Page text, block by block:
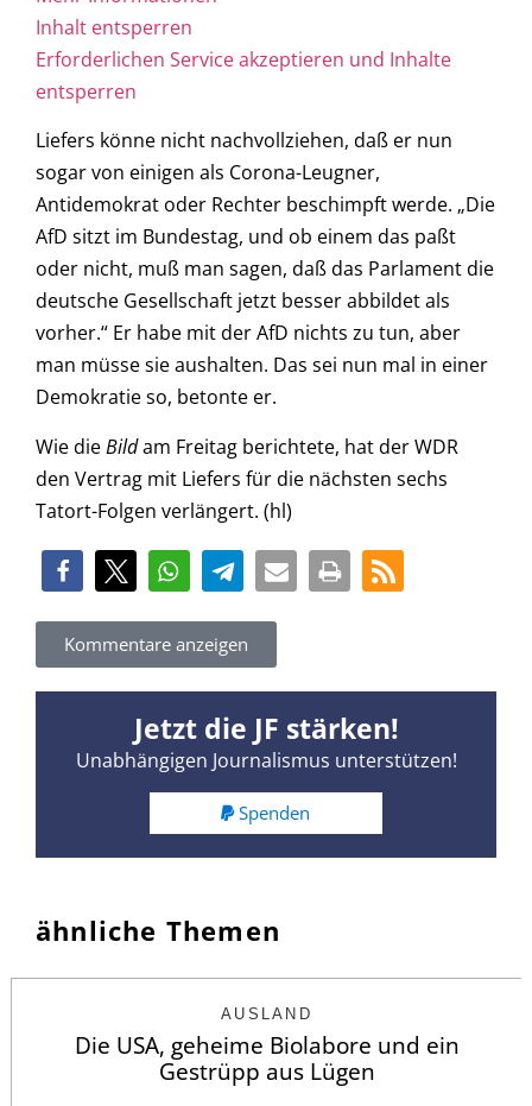
Inhalt entsperren
Erforderlichen Service akzeptieren und Inhalte
entsperren
Liefers könne nicht nachvollziehen, daß er nun
sogar von einigen als Corona-Leugner,
Antidemokrat oder Rechter beschimpft werde. „Die
AfD sitzt im Bundestag, und ob einem das paßt
oder nicht, muß man sagen, daß das Parlament die
deutsche Gesellschaft jetzt besser abbildet als
vorher.“ Er habe mit der AfD nichts zu tun, aber
man müsse sie aushalten. Das sei nun mal in einer
Demokratie so, betonte er.
Wie dieBildam Freitag berichtete, hat der WDR
den Vertrag mit Liefers für die nächsten sechs
Tatort-Folgen verlängert. (hl)
Kommentare anzeigen
Jetzt die JF stärken!
Unabhängigen Journalismus unterstützen!
Spenden
ähnliche Themen
AUSLAND
Die USA, geheime Biolabore und ein
Gestrüpp aus Lügen